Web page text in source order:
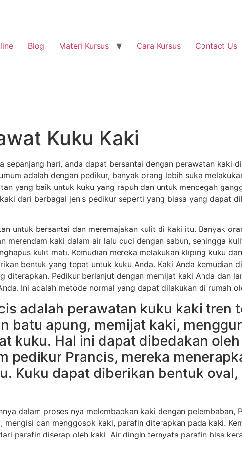
Blog Materi Kursus Cara Kursus Contact Us
Kuku Kaki
sepanjang hari, anda dapat bersantai dengan perawatan kaki
adalah dengan pedikur, banyak orang lebih suka
yang baik untuk kuku yang rapuh dan untuk mencegah
dari berbagai jenis pedikur seperti yang biasa yang dapat
untuk bersantai dan meremajakan kulit di kaki itu. Banyak
merendam kaki dalam air lalu cuci dengan sabun, sehingga
kulit mati. Kemudian mereka melakukan kliping kuku
bentuk yang tepat untuk kuku Anda. Kaki Anda kemudian
diterapkan. Pedikur berlanjut dengan memijat kaki Anda dan
Ini adalah metode normal yang dapat dilakukan di rumah
adalah perawatan kuku kaki tren
batu apung, memijat kaki,
kuku. Hal ini dapat dibedakan
pedikur Prancis, mereka
Kuku dapat diberikan bentuk oval,
dalam proses nya melembabkan kaki dengan pelembaban,
dan menggosok kaki, parafin diterapkan pada kaki.
parafin diserap oleh kaki. Air dingin ternyata parafin bisa